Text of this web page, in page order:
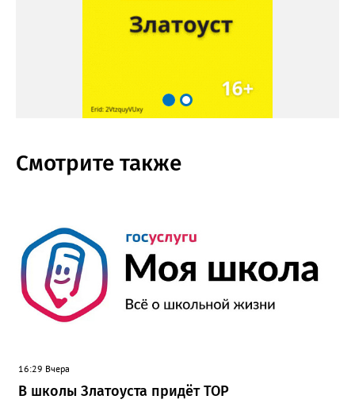
Смотрите также
16:29 Вчера
В школы Златоуста придёт ТОР